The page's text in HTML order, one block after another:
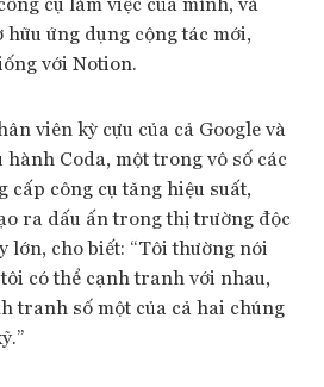
ứng dụng cộng tác mới,
với Notion.
viên kỳ cựu của cả Google và
Coda, một trong vô số các
cấp công cụ tăng hiệu suất,
ra dấu ấn trong thị trường độc
lớn, cho biết: “Tôi thường nói
có thể cạnh tranh với nhau,
tranh số một của cả hai chúng